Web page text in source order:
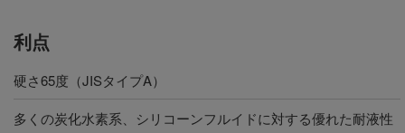
利点
硬さ65度（JISタイプA）
多くの炭化水素系、シリコーンフルイドに対する優れた耐液性